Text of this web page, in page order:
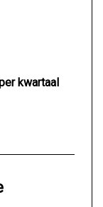
kwartaal